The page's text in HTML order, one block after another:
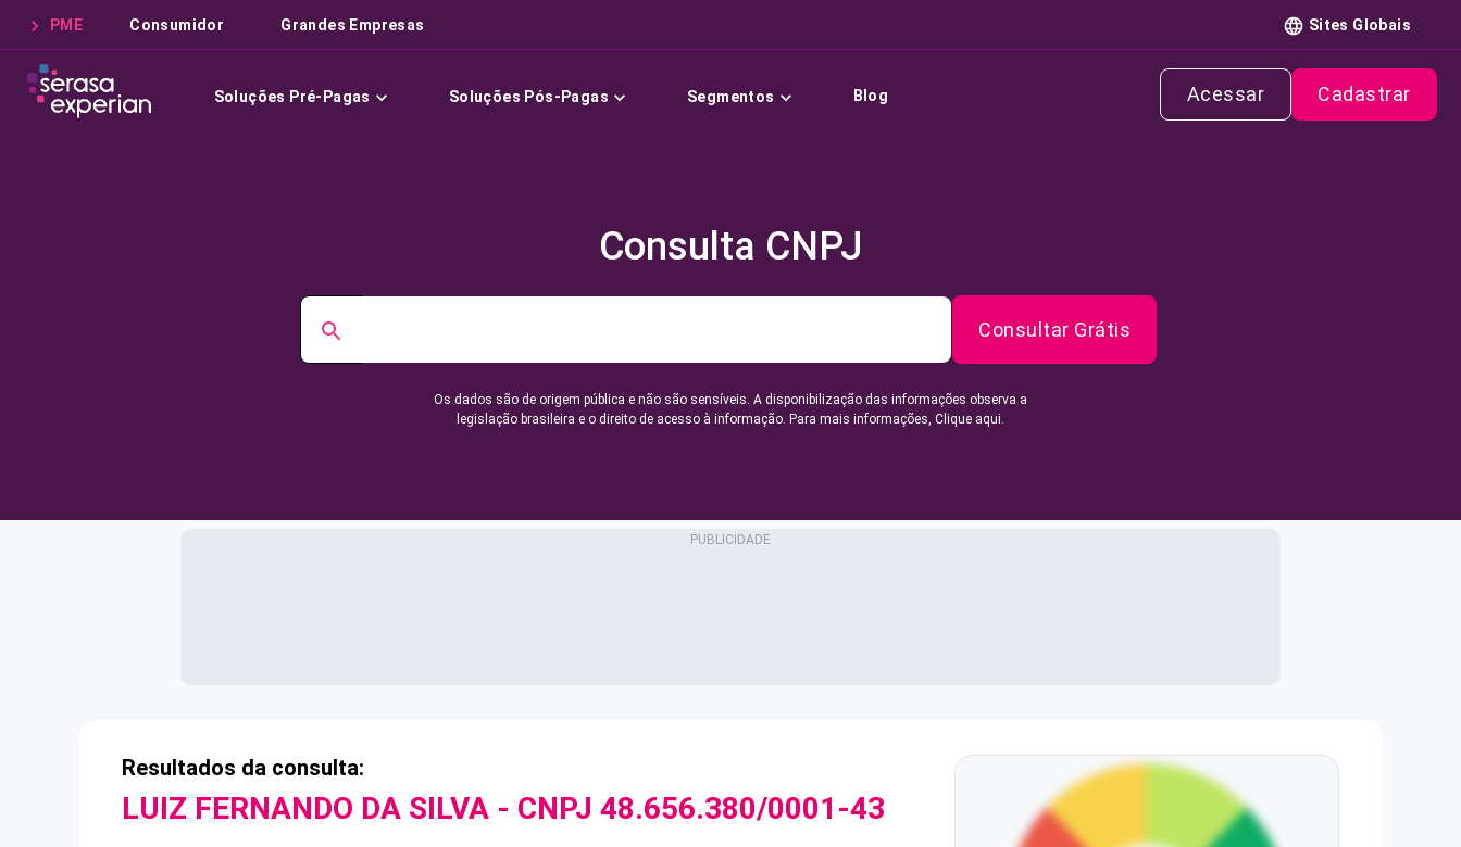
PME Consumidor Grandes Empresas Sites Globais
Soluções Pré-Pagas Soluções Pós-Pagas Segmentos Blog Acessar Cadastrar
Consulta CNPJ
Consultar Grátis
Os dados são de origem pública e não são sensíveis. A disponibilização das informações observa a
legislação brasileira e o direito de acesso à informação. Para mais informações, Clique aqui.
Resultados da consulta:
LUIZ FERNANDO DA SILVA - CNPJ 48.656.380/0001-43